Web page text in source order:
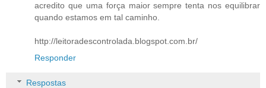
acredito que uma força maior sempre tenta nos equilibrar
quando estamos em tal caminho.
http://leitoradescontrolada.blogspot.com.br/
Responder
Respostas